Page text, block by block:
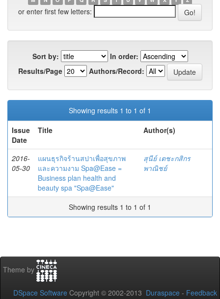
or enter first few letters:
Sort by:
In order:
Results/Page
Authors/Record:
Showing results 1 to 1 of 1
Issue
Date
Title Author(s)
2016-
05-30
แผนธุรกิจร้านสปาเพื่อสุขภาพ
และความงาม Spa@Ease =
Business plan health and
beauty spa "Spa@Ease"
สุนีย์ เตชะกสิกร
พาณิชย์
Showing results 1 to 1 of 1
Theme by
DSpace Software Copyright © 2002-2013 Duraspace - Feedback